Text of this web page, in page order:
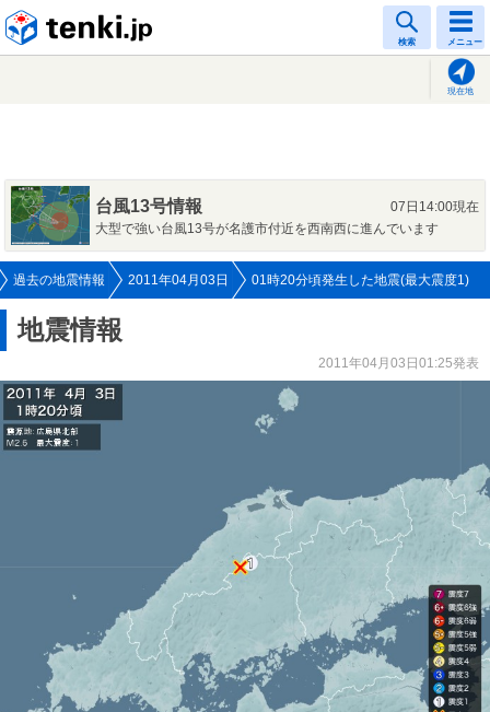
検索 メニュー
現在地
台風13号情報
07日14:00現在
大型で強い台風13号が名護市付近を西南西に進んでいます
過去の地震情報 2011年04月03日 01時20分頃発生した地震(最大震度1)
地震情報
2011年04月03日01:25発表